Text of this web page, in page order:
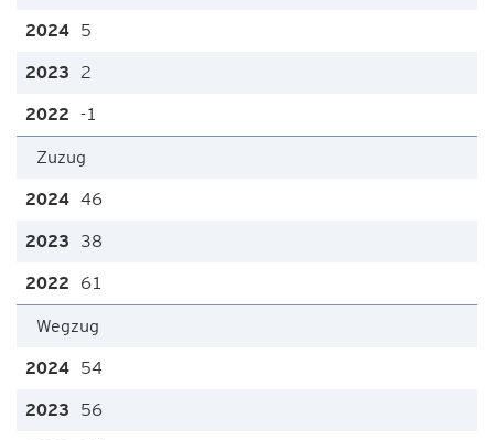
5
2
-1
Zuzug
46
38
61
Wegzug
54
56